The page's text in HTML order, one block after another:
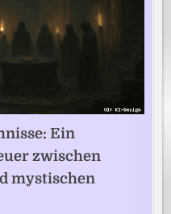
Ein
zwischen
mystischen